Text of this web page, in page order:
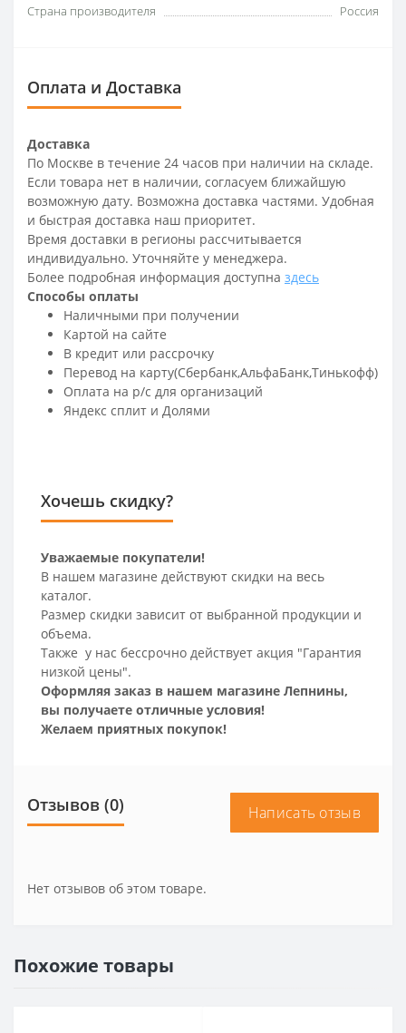
Страна производителя Россия
Оплата и Доставка
Доставка
По Москве в течение 24 часов при наличии на складе.
Если товара нет в наличии, согласуем ближайшую
возможную дату. Возможна доставка частями. Удобная
и быстрая доставка наш приоритет.
Время доставки в регионы рассчитывается
индивидуально. Уточняйте у менеджера.
Более подробная информация доступна здесь
Способы оплаты
Наличными при получении
Картой на сайте
В кредит или рассрочку
Перевод на карту(Сбербанк,АльфаБанк,Тинькофф)
Оплата на р/c для организаций
Яндекс сплит и Долями
Хочешь скидку?
Уважаемые покупатели!
В нашем магазине действуют скидки на весь
каталог.
Размер скидки зависит от выбранной продукции и
объема.
Также у нас бессрочно действует акция "Гарантия
низкой цены".
Оформляя заказ в нашем магазине Лепнины,
вы получаете отличные условия!
Желаем приятных покупок!
Отзывов (0) Написать отзыв
Нет отзывов об этом товаре.
Похожие товары